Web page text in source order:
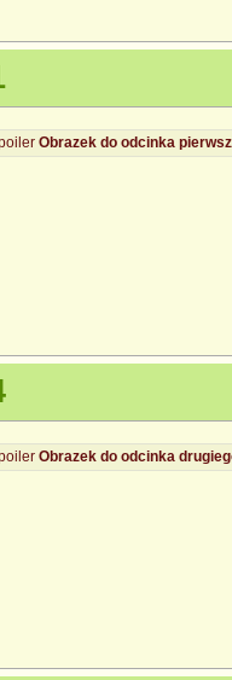
Obrazek do odcinka
Obrazek do odcinka